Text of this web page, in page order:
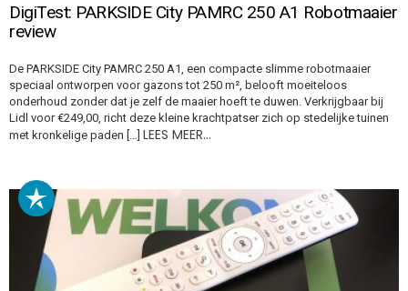
DigiTest: PARKSIDE City PAMRC 250 A1 Robotmaaier
review
De PARKSIDE City PAMRC 250 A1, een compacte slimme robotmaaier
speciaal ontworpen voor gazons tot 250 m², belooft moeiteloos
onderhoud zonder dat je zelf de maaier hoeft te duwen. Verkrijgbaar bij
Lidl voor €249,00, richt deze kleine krachtpatser zich op stedelijke tuinen
met kronkelige paden […] LEES MEER…